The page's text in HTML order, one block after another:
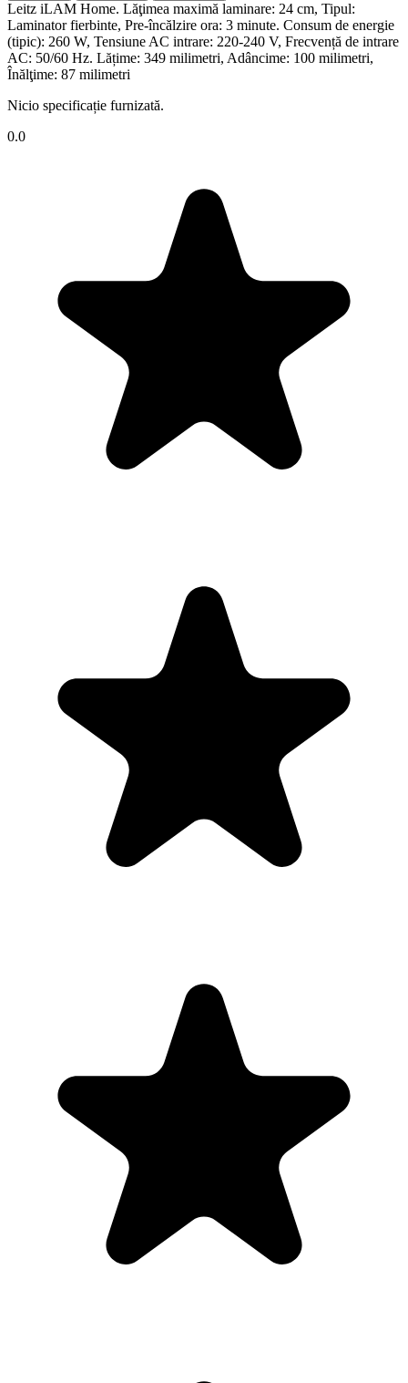
Leitz iLAM Home. Lăţimea maximă laminare: 24 cm, Tipul:
Laminator fierbinte, Pre-încălzire ora: 3 minute. Consum de energie
(tipic): 260 W, Tensiune AC intrare: 220-240 V, Frecvență de intrare
AC: 50/60 Hz. Lățime: 349 milimetri, Adâncime: 100 milimetri,
Înălţime: 87 milimetri
Nicio specificație furnizată.
0.0